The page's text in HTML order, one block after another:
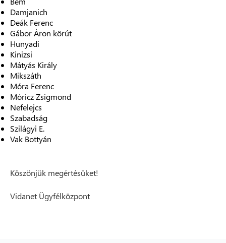
Damjanich
Deák Ferenc
Gábor Áron körút
Hunyadi
Kinizsi
Mátyás Király
Mikszáth
Móra Ferenc
Móricz Zsigmond
Nefelejcs
Szabadság
Szilágyi E.
Vak Bottyán
Köszönjük megértésüket!
Vidanet Ügyfélközpont